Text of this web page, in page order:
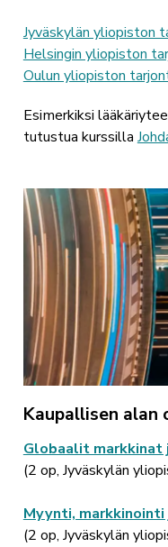
Jyväskylän yliopiston
Helsingin yliopiston
Oulun yliopiston
Esimerkiksi
tutustua kurssilla
Kaupallisen alan
Globaalit
(2 op, Jyväskylän
Myynti,
(2 op, Jyväskylän